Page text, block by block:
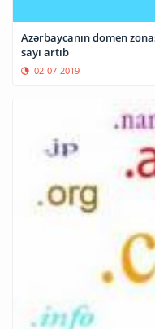
Azərbaycanın domen
sayı artıb
02-07-2019